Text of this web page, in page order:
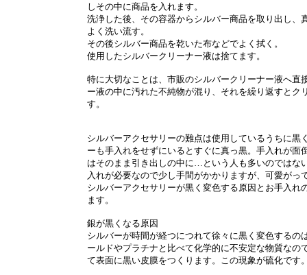
しその中に商品を入れます。
洗浄した後、その容器からシルバー商品を取り出し
よく洗い流す。
その後シルバー商品を乾いた布などでよく拭く。
使用したシルバークリーナー液は捨てます。
特に大切なことは、市販のシルバークリーナー液へ
ー液の中に汚れた不純物が混り、それを繰り返すと
す。
シルバーアクセサリーの難点は使用しているうちに
ーも手入れをせずにいるとすぐに真っ黒。手入れが
はそのまま引き出しの中に…という人も多いのではな
入れが必要なので少し手間がかかりますが、可愛が
シルバーアクセサリーが黒く変色する原因とお手入
ます。
銀が黒くなる原因
シルバーが時間が経つにつれて徐々に黒く変色する
ールドやプラチナと比べて化学的に不安定な物質な
て表面に黒い皮膜をつくります。この現象が硫化です